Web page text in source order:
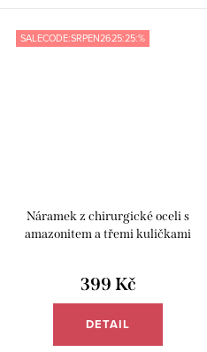
SALECODE:SRPEN2625:25:%
Náramek z chirurgické oceli s
amazonitem a třemi kuličkami
399 Kč
DETAIL